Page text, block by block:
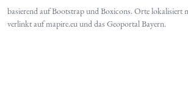
basierend aufBootstrapundBoxicons. Orte lokalisiert
verlinkt aufmapire.euund das Geoportal Bayern.